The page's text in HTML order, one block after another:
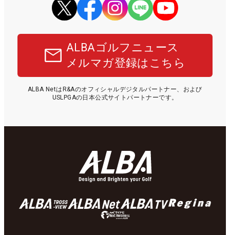
ALBAゴルフニュース
メルマガ登録はこちら
ALBA NetはR&Aのオフィシャルデジタルパートナー、および
USLPGAの日本公式サイトパートナーです。